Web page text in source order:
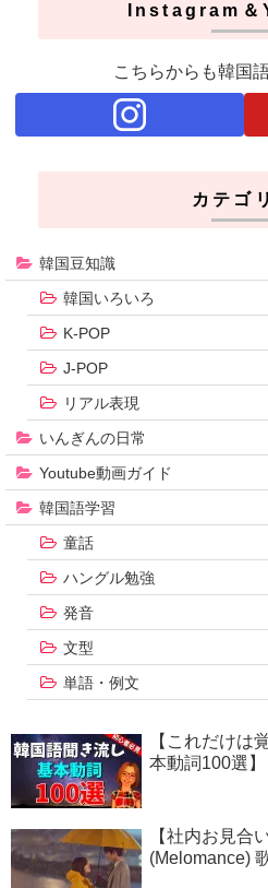
Instagram＆
こちらからも韓国
カテゴ
韓国豆知識
韓国いろいろ
K-POP
J-POP
リアル表現
いんぎんの日常
Youtube動画ガイド
韓国語学習
童話
ハングル勉強
発音
文型
単語・例文
【これだけは
本動詞100選】
【社内お見合
(Melomance)